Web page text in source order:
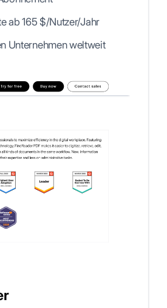
ab 165 $/Nutzer/Jahr
Unternehmen weltweit